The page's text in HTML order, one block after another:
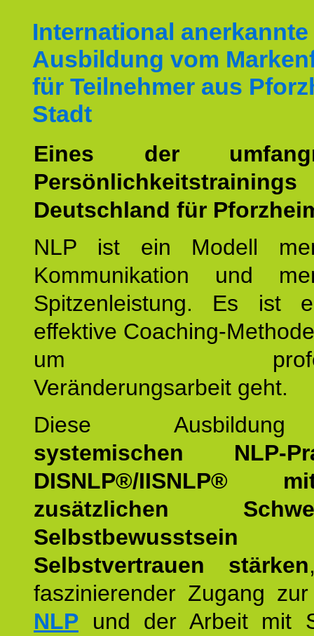
International
Ausbildung vom
für Teilnehmer aus
Stadt
Eines der
Deutschland für
NLP ist ein Modell
Kommunikation und
Spitzenleistung. Es ist
effektive Coaching-
um
Veränderungsarbeit geht.
Diese
systemischen NLP-
DISNLP®/IISNLP®
zusätzlichen
Selbstvertrauen stärken
faszinierender Zugang
NLP und der Arbeit mit